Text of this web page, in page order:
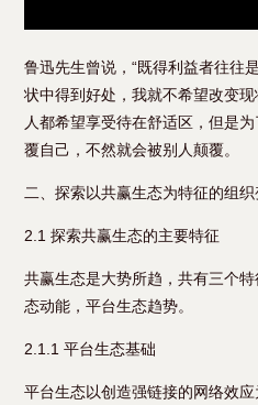
鲁迅先生曾说，“既得利益者往往
状中得到好处，我就不希望改变
人都希望享受待在舒适区，但是
覆自己，不然就会被别人颠覆。
二、探索以共赢生态为特征的组织
2.1 探索共赢生态的主要特征
共赢生态是大势所趋，共有三个
态动能，平台生态趋势。
2.1.1 平台生态基础
平台生态以创造强链接的网络效